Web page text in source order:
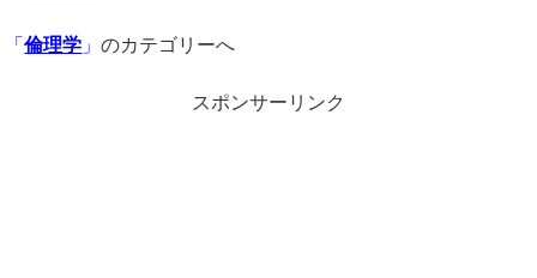
「倫理学 」のカテゴリーへ
スポンサーリンク